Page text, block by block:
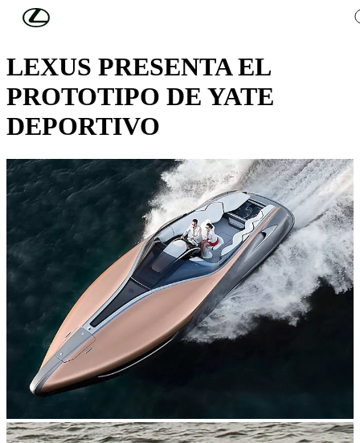
Skip to Main Content
DESCUBRA LEXUS
LEXUS PRESENTA EL
PROTOTIPO DE YATE
DEPORTIVO